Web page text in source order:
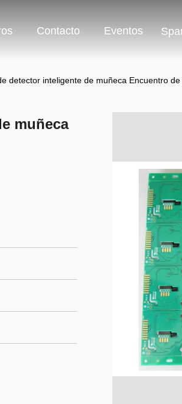
Contacto Eventos
detector inteligente de muñeca Encuentro
muñeca